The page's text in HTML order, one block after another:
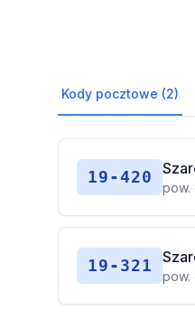
Kody pocztowe (2)
19-420
pow.
19-321
pow.